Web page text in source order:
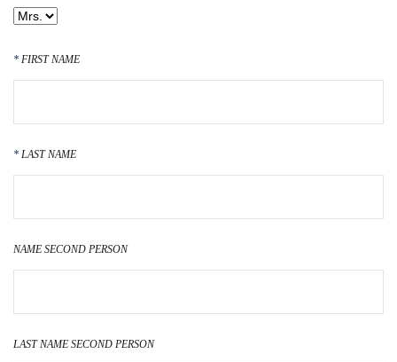
FIRST NAME
LAST NAME
NAME SECOND PERSON
LAST NAME SECOND PERSON